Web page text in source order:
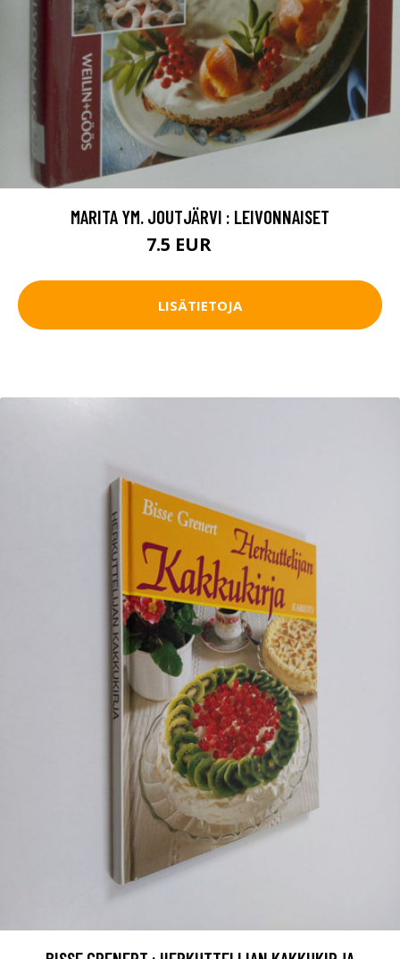
MARITA YM. JOUTJÄRVI : LEIVONNAISET
7.5 EUR
LISÄTIETOJA